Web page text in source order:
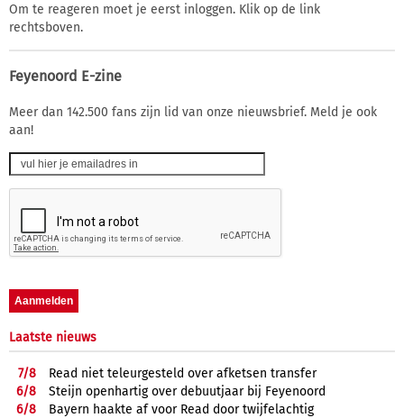
Om te reageren moet je eerst inloggen. Klik op de link
rechtsboven.
Feyenoord E-zine
Meer dan 142.500 fans zijn lid van onze nieuwsbrief. Meld je ook
aan!
Laatste nieuws
7/8
Read niet teleurgesteld over afketsen transfer
6/8
Steijn openhartig over debuutjaar bij Feyenoord
6/8
Bayern haakte af voor Read door twijfelachtig